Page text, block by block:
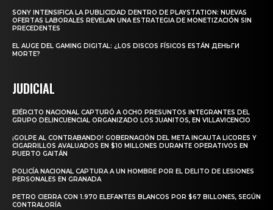
SONY INTENSIFICA LA PUBLICIDAD DENTRO DE PLAYSTATION: NUEVAS
OFERTAS LABORALES REVELAN UNA ESTRATEGIA DE MONETIZACIÓN SIN
PRECEDENTES
EL AUGE DEL GAMING DIGITAL: ¿LOS DISCOS FÍSICOS ESTÁN ДЕНЬГИ
MORTE?
JUDICIAL
EJÉRCITO NACIONAL CAPTURÓ A OCHO PRESUNTOS INTEGRANTES DEL
GRUPO DELINCUENCIAL ORGANIZADO LOS JUANITOS, EN VILLAVICENCIO
¡GOLPE AL CONTRABANDO! GOBERNACIÓN DEL META INCAUTA LICORES Y
CIGARRILLOS AVALUADOS EN $10 MILLONES DURANTE OPERATIVOS EN
PUERTO GAITÁN
POLICÍA NACIONAL CAPTURA A UN HOMBRE POR EL DELITO DE LESIONES
PERSONALES EN GRANADA
PETRO CIERRA CON 1.970 ELEFANTES BLANCOS POR $67 BILLONES, SEGÚN
CONTRALORÍA